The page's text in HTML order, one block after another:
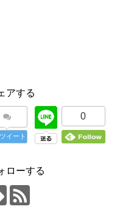
アする
ツイート
0
ローする